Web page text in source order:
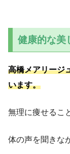
健康的な美
高橋メアリージ
います。
無理に痩せるこ
体の声を聞きな